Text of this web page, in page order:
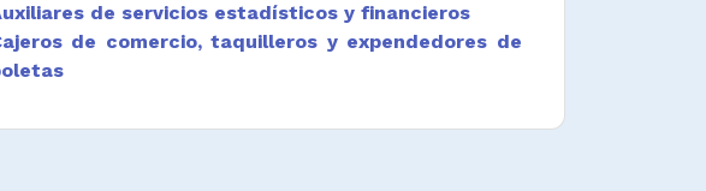
de servicios estadísticos y financieros
de comercio, taquilleros y expendedores de